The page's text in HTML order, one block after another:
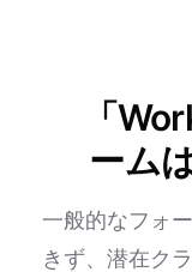
「
ーム
一般的なフォ
きず、潜在ク